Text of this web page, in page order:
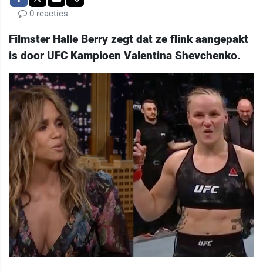
0 reacties
Filmster Halle Berry zegt dat ze flink aangepakt
is door UFC Kampioen Valentina Shevchenko.